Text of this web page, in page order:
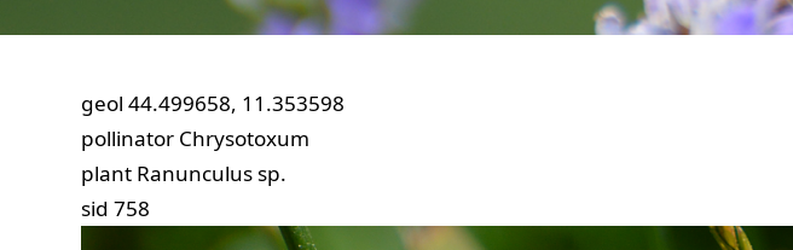
geol 44.499658, 11.353598
pollinator Chrysotoxum
plant Ranunculus sp.
sid 758